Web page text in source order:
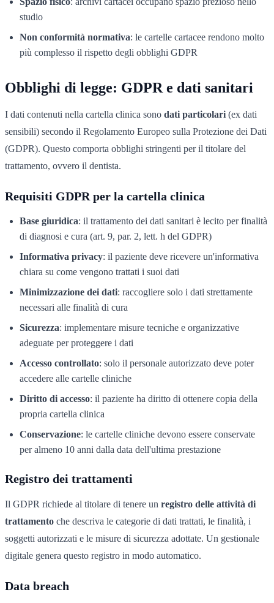
studio
Non conformità normativa: le cartelle cartacee rendono molto
più complesso il rispetto degli obblighi GDPR
Obblighi di legge: GDPR e dati sanitari
I dati contenuti nella cartella clinica sono dati particolari (ex dati
sensibili) secondo il Regolamento Europeo sulla Protezione dei Dati
(GDPR). Questo comporta obblighi stringenti per il titolare del
trattamento, ovvero il dentista.
Requisiti GDPR per la cartella clinica
Base giuridica: il trattamento dei dati sanitari è lecito per finalità
di diagnosi e cura (art. 9, par. 2, lett. h del GDPR)
Informativa privacy: il paziente deve ricevere un'informativa
chiara su come vengono trattati i suoi dati
Minimizzazione dei dati: raccogliere solo i dati strettamente
necessari alle finalità di cura
Sicurezza: implementare misure tecniche e organizzative
adeguate per proteggere i dati
Accesso controllato: solo il personale autorizzato deve poter
accedere alle cartelle cliniche
Diritto di accesso: il paziente ha diritto di ottenere copia della
propria cartella clinica
Conservazione: le cartelle cliniche devono essere conservate
per almeno 10 anni dalla data dell'ultima prestazione
Registro dei trattamenti
Il GDPR richiede al titolare di tenere un registro delle attività di
trattamento che descriva le categorie di dati trattati, le finalità, i
soggetti autorizzati e le misure di sicurezza adottate. Un gestionale
digitale genera questo registro in modo automatico.
Data breach